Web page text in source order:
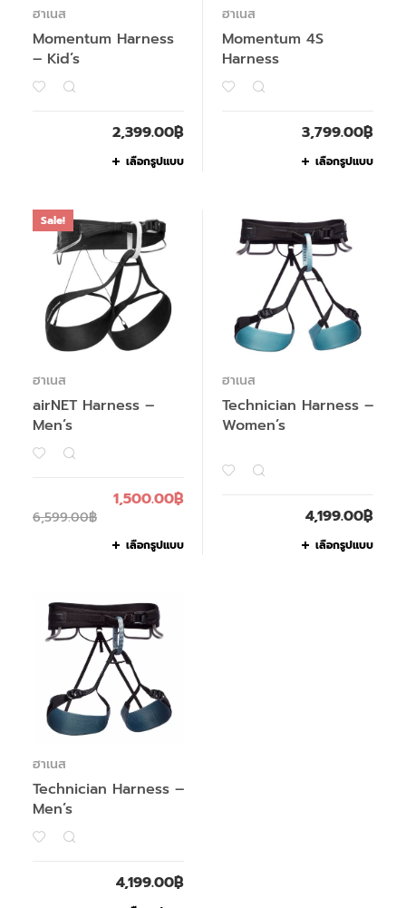
ฮาเนส
Momentum Harness
– Kid’s
2,399.00฿
เลือกรูปแบบ
ฮาเนส
Momentum 4S
Harness
3,799.00฿
เลือกรูปแบบ
Sale!
ฮาเนส
airNET Harness –
Men’s
6,599.00฿
1,500.00฿
เลือกรูปแบบ
ฮาเนส
Technician Harness –
Women’s
4,199.00฿
เลือกรูปแบบ
ฮาเนส
Technician Harness –
Men’s
4,199.00฿